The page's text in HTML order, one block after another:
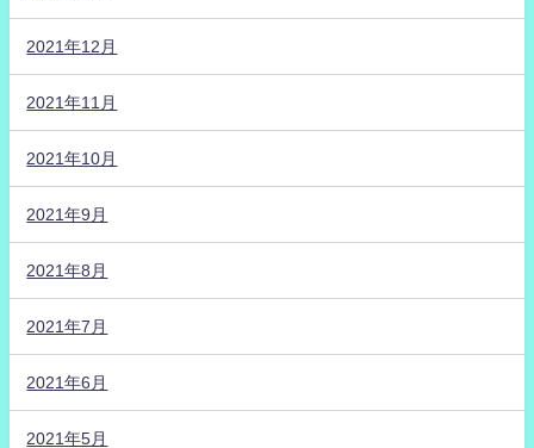
2021年12月
2021年11月
2021年10月
2021年9月
2021年8月
2021年7月
2021年6月
2021年5月